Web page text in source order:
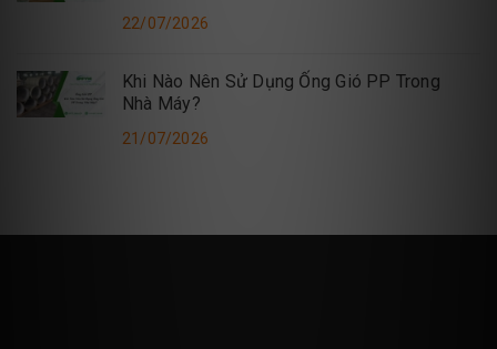
22/07/2026
Khi Nào Nên Sử Dụng Ống Gió PP Trong
Nhà Máy?
21/07/2026